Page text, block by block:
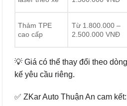
Thảm TPE
cao cấp
Từ 1.800.000 –
2.500.000 VNĐ
💡 Giá có thể thay đổi theo
kế yêu cầu riêng.
✅ ZKar Auto Thuận An cam kết: